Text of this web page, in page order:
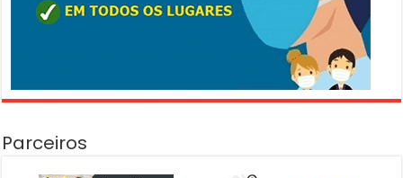
Parceiros